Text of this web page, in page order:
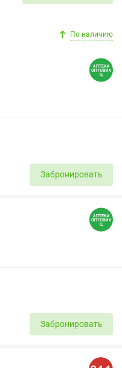
По наличию
Забронировать
Забронировать